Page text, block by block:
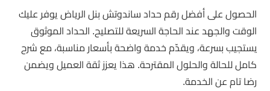
الحصول على أفضل رقم حداد ساندوتش بنل الرياض يوفر عليك
الوقت والجهد عند الحاجة السريعة للتصليح. الحداد الموثوق
يستجيب بسرعة، ويقدّم خدمة واضحة بأسعار مناسبة، مع شرح
كامل للحالة والحلول المقترحة. هذا يعزز ثقة العميل ويضمن
رضا تام عن الخدمة.